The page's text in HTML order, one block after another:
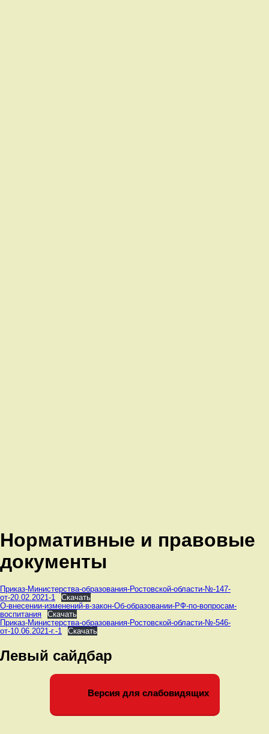
Нормативные и правовые
документы
Приказ-Министерства-образования-Ростовской-области-№-147-
от-20.02.2021-1
Скачать
О-внесении-изменений-в-закон-Об-образовании-РФ-по-вопросам-
воспитания
Скачать
Приказ-Министерства-образования-Ростовской-области-№-546-
от-10.06.2021-г.-1
Скачать
Левый сайдбар
Версия для слабовидящих